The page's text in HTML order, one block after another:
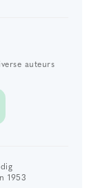
auteurs
1953